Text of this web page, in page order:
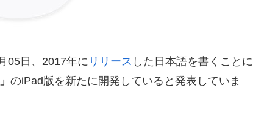
05日、2017年に リリース した日本語を書くことに
のiPad版を新たに開発していると発表していま